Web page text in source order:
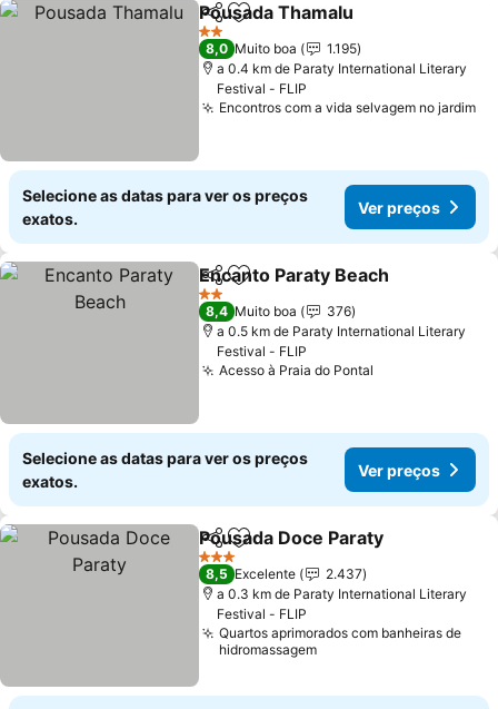
PartilharAdicionar aos favoritos
Pousada Thamalu
2 Estrelas
8,0 Muito boa
1.195
a 0.4 km de Paraty International Literary
Festival - FLIP
Encontros com a vida selvagem no jardim
Selecione as datas para ver os preços
exatos.
Ver preços
PartilharAdicionar aos favoritos
Encanto Paraty Beach
2 Estrelas
8,4 Muito boa
376
a 0.5 km de Paraty International Literary
Festival - FLIP
Acesso à Praia do Pontal
Selecione as datas para ver os preços
exatos.
Ver preços
PartilharAdicionar aos favoritos
Pousada Doce Paraty
3 Estrelas
8,5 Excelente
2.437
a 0.3 km de Paraty International Literary
Festival - FLIP
Quartos aprimorados com banheiras de
hidromassagem